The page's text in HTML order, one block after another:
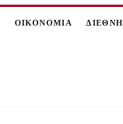
ΟΙΚΟΝΟΜΙΑ ΔΙΕΘΝΗ